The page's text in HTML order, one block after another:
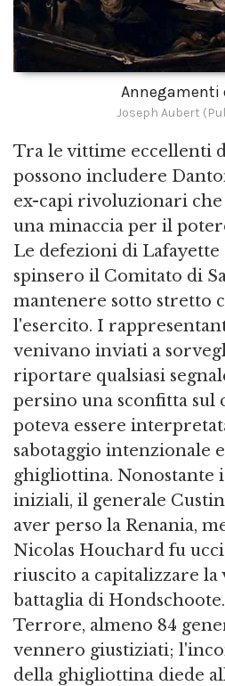
Annegamenti
Joseph Aubert
Tra le vittime eccellenti
possono includere
ex-capi rivoluzionari
una minaccia per il
Le defezioni di
spinsero il Comitato di
mantenere sotto stretto
l'esercito. I
venivano inviati a
riportare qualsiasi
persino una sconfitta sul
poteva essere
sabotaggio intenzionale
ghigliottina. Nonostante i
iniziali, il generale
aver perso la Renania,
Nicolas Houchard fu
riuscito a capitalizzare
battaglia di
Terrore, almeno 84
vennero giustiziati;
della ghigliottina diede